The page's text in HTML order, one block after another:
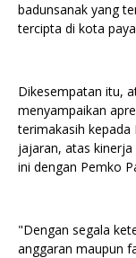
badunsanak yang
tercipta di kota
Dikesempatan itu,
menyampaikan
terimakasih kepada
jajaran, atas
ini dengan Pemko
"Dengan segala
anggaran maupun